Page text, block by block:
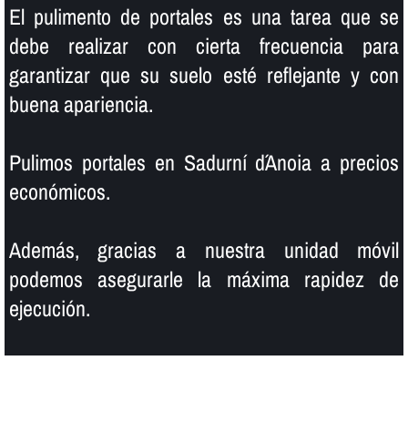
El pulimento de portales es una tarea que se
debe realizar con cierta frecuencia para
garantizar que su suelo esté reflejante y con
buena apariencia.
Pulimos portales en Sadurní d´Anoia a precios
económicos.
Además, gracias a nuestra unidad móvil
podemos asegurarle la máxima rapidez de
ejecución.